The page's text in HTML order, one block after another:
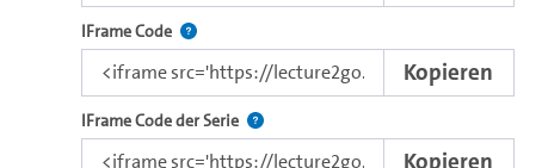
IFrame Code Nutzen Sie diesen Code, um das Video mit dem
Kopieren
IFrame Code der Serie Nutzen Sie diesen Code, um das Video
Kopieren